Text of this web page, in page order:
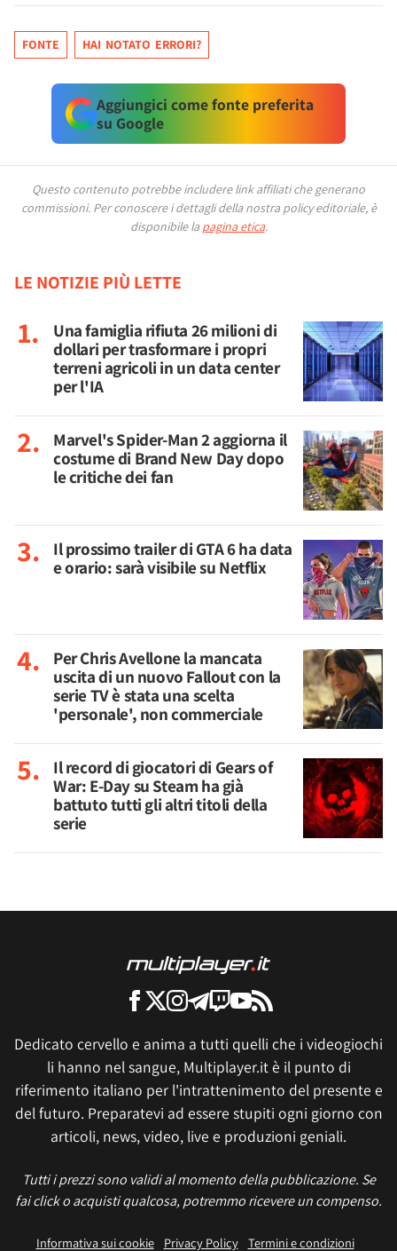
FONTE HAI NOTATO ERRORI?
Aggiungici come fonte preferita
su Google
Questo contenuto potrebbe includere link affiliati che generano
commissioni. Per conoscere i dettagli della nostra policy editoriale, è
disponibile la pagina etica.
LE NOTIZIE PIÙ LETTE
Una famiglia rifiuta 26 milioni di
dollari per trasformare i propri
terreni agricoli in un data center
per l'IA
Marvel's Spider-Man 2 aggiorna il
costume di Brand New Day dopo
le critiche dei fan
Il prossimo trailer di GTA 6 ha data
e orario: sarà visibile su Netflix
Per Chris Avellone la mancata
uscita di un nuovo Fallout con la
serie TV è stata una scelta
'personale', non commerciale
Il record di giocatori di Gears of
War: E-Day su Steam ha già
battuto tutti gli altri titoli della
serie
Dedicato cervello e anima a tutti quelli che i videogiochi
li hanno nel sangue, Multiplayer.it è il punto di
riferimento italiano per l'intrattenimento del presente e
del futuro. Preparatevi ad essere stupiti ogni giorno con
articoli, news, video, live e produzioni geniali.
Tutti i prezzi sono validi al momento della pubblicazione. Se
fai click o acquisti qualcosa, potremmo ricevere un compenso.
Informativa sui cookie Privacy Policy Termini e condizioni